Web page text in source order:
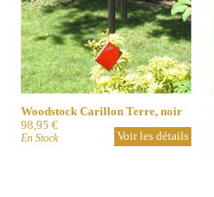
Woodstock Carillon Terre, noir
98,95 €
En Stock Voir les détails